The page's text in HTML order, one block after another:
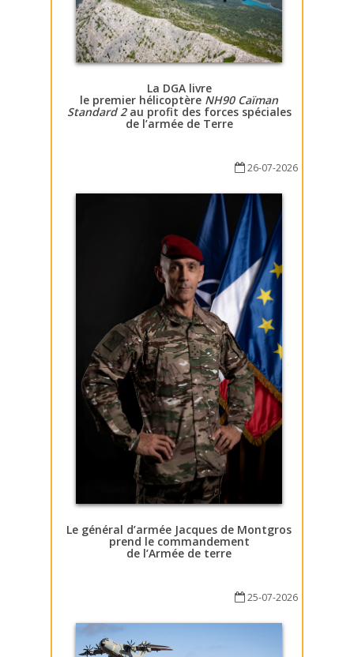
La DGA livre
le premier hélicoptère NH90 Caïman
Standard 2au profit des forces spéciales
de l’armée de Terre
26-07-2026
Le général d’armée Jacques de Montgros
prend le commandement
de l’Armée de terre
25-07-2026